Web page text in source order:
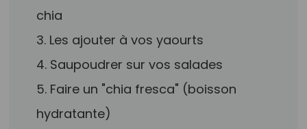
chia
3. Les ajouter à vos yaourts
4. Saupoudrer sur vos salades
5. Faire un "chia fresca" (boisson
hydratante)